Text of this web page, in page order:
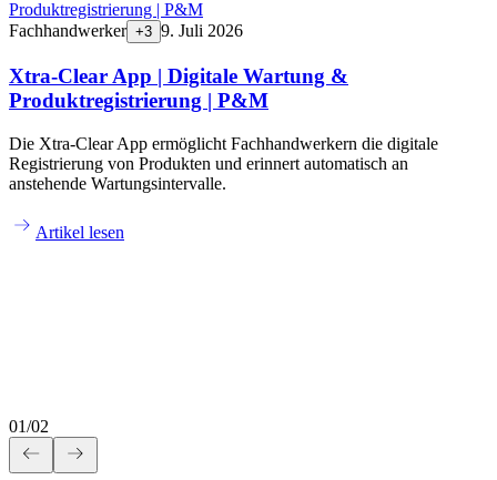
Produktregistrierung | P&M
Fachhandwerker +3 9. Juli 2026
Xtra-Clear App | Digitale Wartung &
Produktregistrierung | P&M
Die Xtra-Clear App ermöglicht Fachhandwerkern die digitale
Registrierung von Produkten und erinnert automatisch an
anstehende Wartungsintervalle.
Artikel lesen
01/02